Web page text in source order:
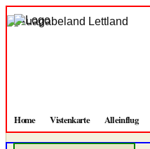
Home Vistenkarte Alleinflug